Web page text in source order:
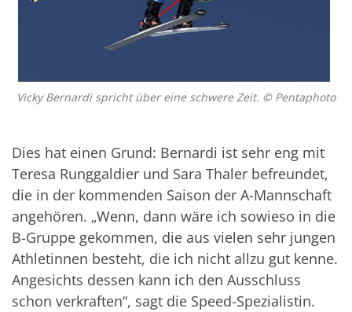
Vicky Bernardi spricht über eine schwere Zeit. © Pentaphoto
Dies hat einen Grund: Bernardi ist sehr eng mit
Teresa Runggaldier und Sara Thaler befreundet,
die in der kommenden Saison der A-Mannschaft
angehören. „Wenn, dann wäre ich sowieso in die
B-Gruppe gekommen, die aus vielen sehr jungen
Athletinnen besteht, die ich nicht allzu gut kenne.
Angesichts dessen kann ich den Ausschluss
schon verkraften“, sagt die Speed-Spezialistin.